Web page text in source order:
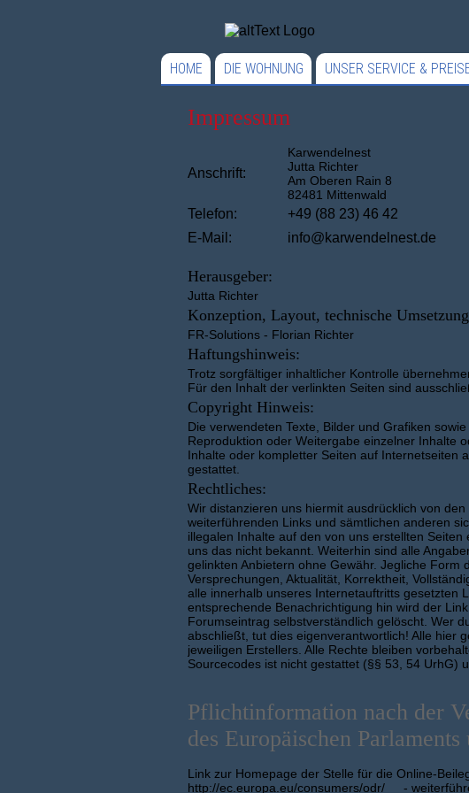
HOME DIE WOHNUNG UNSER SERVICE &
Impressum
Anschrift:
Karwendelnest
Jutta Richter
Am Oberen Rain 8
82481 Mittenwald
Telefon:
+49 (88 23) 46 42
E-Mail:
info@karwendelnest.de
Herausgeber:
Jutta Richter
Konzeption, Layout, technische
FR-Solutions - Florian Richter
Haftungshinweis:
Trotz sorgfältiger inhaltlicher Kontrolle
Für den Inhalt der verlinkten Seiten sind
Copyright Hinweis:
Die verwendeten Texte, Bilder und Grafiken
Reproduktion oder Weitergabe einzelner Inhalte
Inhalte oder kompletter Seiten auf Internetseiten
gestattet.
Rechtliches:
Wir distanzieren uns hiermit ausdrücklich von
weiterführenden Links und sämtlichen anderen
illegalen Inhalte auf den von uns erstellten
uns das nicht bekannt. Weiterhin sind alle
gelinkten Anbietern ohne Gewähr. Jegliche
Versprechungen, Aktualität, Korrektheit,
alle innerhalb unseres Internetauftritts gesetzten
entsprechende Benachrichtigung hin wird der
Forumseintrag selbstverständlich gelöscht. Wer
abschließt, tut dies eigenverantwortlich! Alle hier
jeweiligen Erstellers. Alle Rechte bleiben
Sourcecodes ist nicht gestattet (§§ 53, 54 UrhG)
Pflichtinformation nach der
des Europäischen Parlaments
Link zur Homepage der Stelle für die Online-
http://ec.europa.eu/consumers/odr/
-